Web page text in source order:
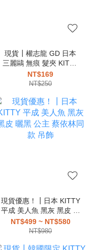
現貨┃權志龍 GD 日本
三麗鷗 無痕 髮夾 KITTY
美樂蒂 布丁狗 花小兔 帕
恰狗 庫洛米 醜魚
NT$169
NT$250
現貨優惠！┃日本 KITTY
平成 美人魚 黑灰 黑皮 曬
黑 公主 蔡依林同款 吊飾
NT$499 ~ NT$580
NT$980